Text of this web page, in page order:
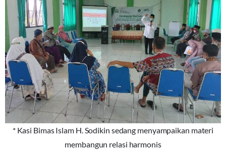
* Kasi Bimas Islam H. Sodikin sedang menyampaikan materi
membangun relasi harmonis